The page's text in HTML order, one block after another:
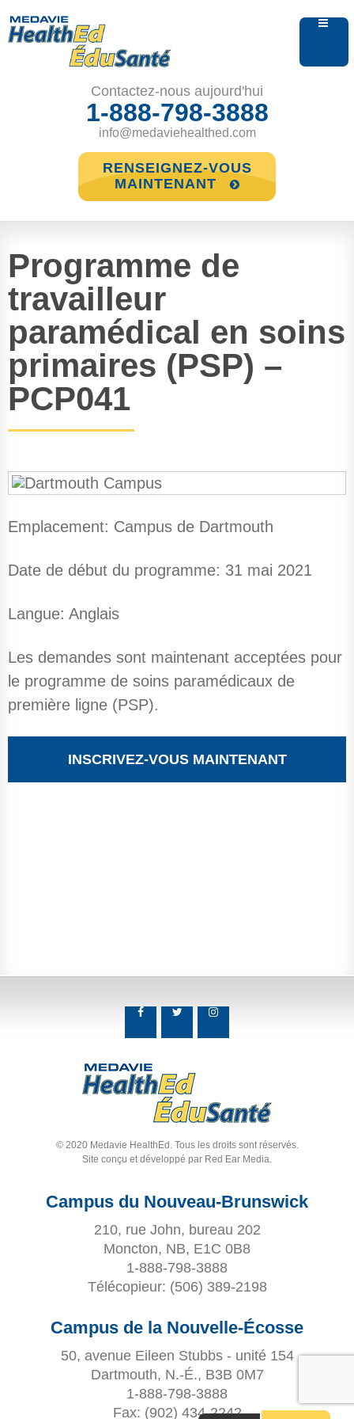
Contactez-nous aujourd'hui
1-888-798-3888
info@medaviehealthed.com
RENSEIGNEZ-VOUS
MAINTENANT
Programme de
travailleur
paramédical en soins
primaires (PSP) –
PCP041
Emplacement: Campus de Dartmouth
Date de début du programme: 31 mai 2021
Langue: Anglais
Les demandes sont maintenant acceptées pour
le programme de soins paramédicaux de
première ligne (PSP).
INSCRIVEZ-VOUS MAINTENANT
© 2020 Medavie HealthEd. Tous les droits sont réservés.
Site conçu et développé par Red Ear Media.
Campus du Nouveau-Brunswick
210, rue John, bureau 202
Moncton, NB, E1C 0B8
1-888-798-3888
Télécopieur: (506) 389-2198
Campus de la Nouvelle-Écosse
50, avenue Eileen Stubbs - unité 154
Dartmouth, N.-É., B3B 0M7
1-888-798-3888
Fax: (902) 434-2242